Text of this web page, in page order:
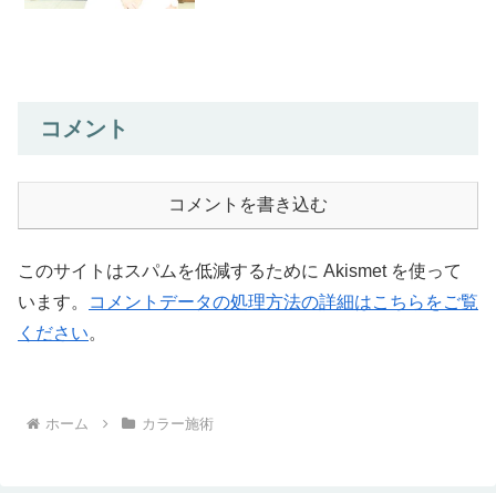
コメント
コメントを書き込む
このサイトはスパムを低減するために Akismet を使って
います。
コメントデータの処理方法の詳細はこちらをご覧
ください。
ホーム カラー施術